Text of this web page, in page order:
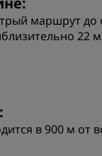
маршрут до
22
в 900 м от